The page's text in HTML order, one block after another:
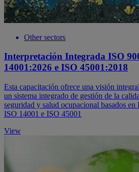
Other sectors
Interpretación Integrada ISO
14001:2026 e ISO 45001:2018
Esta capacitación ofrece una visión
un sistema integrado de gestión de la
seguridad y salud ocupacional basados en
ISO 14001 e ISO 45001
View